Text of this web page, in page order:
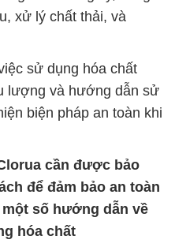
xử lý chất thải, và
sử dụng hóa chất
lượng và hướng dẫn sử
biện pháp an toàn khi
cần được bảo
để đảm bảo an toàn
số hướng dẫn về
hóa chất